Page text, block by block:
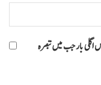
بار جب میں تبصرہ